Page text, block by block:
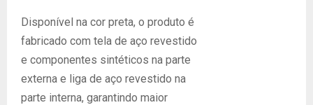
Disponível na cor preta, o produto é
fabricado com tela de aço revestido
e componentes sintéticos na parte
externa e liga de aço revestido na
parte interna, garantindo maior